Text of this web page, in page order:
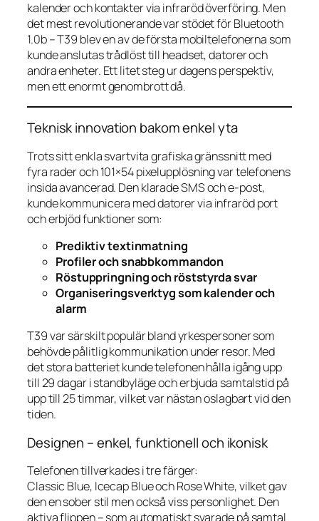
kalender och kontakter via infraröd överföring. Men
det mest revolutionerande var stödet för Bluetooth
1.0b – T39 blev en av de första mobiltelefonerna som
kunde anslutas trådlöst till headset, datorer och
andra enheter. Ett litet steg ur dagens perspektiv,
men ett enormt genombrott då.
Teknisk innovation bakom enkel yta
Trots sitt enkla svartvita grafiska gränssnitt med
fyra rader och 101×54 pixelupplösning var telefonens
insida avancerad. Den klarade SMS och e-post,
kunde kommunicera med datorer via infraröd port
och erbjöd funktioner som:
Prediktiv textinmatning
Profiler och snabbkommandon
Röstuppringning och röststyrda svar
Organiseringsverktyg som kalender och
alarm
T39 var särskilt populär bland yrkespersoner som
behövde pålitlig kommunikation under resor. Med
det stora batteriet kunde telefonen hålla igång upp
till 29 dagar i standbyläge och erbjuda samtalstid på
upp till 25 timmar, vilket var nästan oslagbart vid den
tiden.
Designen – enkel, funktionell och ikonisk
Telefonen tillverkades i tre färger:
Classic Blue, Icecap Blue och Rose White, vilket gav
den en sober stil men också viss personlighet. Den
aktiva flippen – som automatiskt svarade på samtal